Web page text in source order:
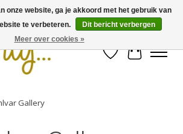
Verlanglijst
Gallery
onze website, ga je akkoord met het gebruik van
te verbeteren.
Dit bericht verbergen
Meer over cookies »